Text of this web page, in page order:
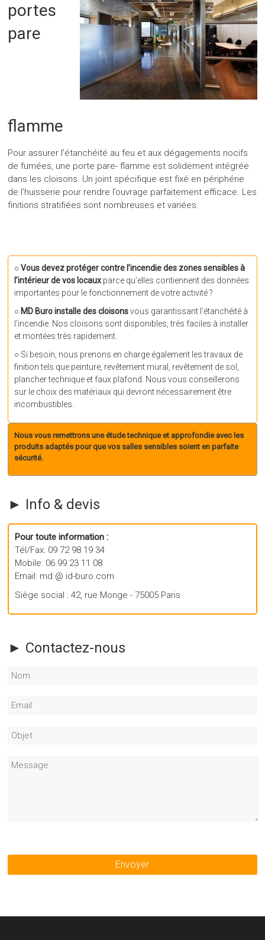
portes
pare
flamme
Pour assurer l’étanchéité au feu et aux dégagements nocifs
de fumées, une porte pare- flamme est solidement intégrée
dans les cloisons. Un joint spécifique est fixé en périphérie
de l’huisserie pour rendre l’ouvrage parfaitement efficace. Les
finitions stratifiées sont nombreuses et variées.
○Vous devez protéger contre l’incendie des zones sensibles à
l’intérieur de vos locaux parce qu’elles contiennent des données
importantes pour le fonctionnement de votre activité ?
○ MD Buro installe des cloisonsvous garantissant l’étanchéité à
l’incendie. Nos cloisons sont disponibles, très faciles à installer
et montées très rapidement.
○ Si besoin, nous prenons en charge également les travaux de
finition tels que peinture, revêtement mural, revêtement de sol,
plancher technique et faux plafond. Nous vous conseillerons
sur le choix des matériaux qui devront nécessairement être
incombustibles.
Nous vous remettrons une étude technique et approfondie avec les
produits adaptés pour que vos salles sensibles soient en parfaite
sécurité.
► Info & devis
Pour toute information :
Tél/Fax: 09 72 98 19 34
Mobile: 06 99 23 11 08
Email: md @ id-buro.com
Siège social : 42, rue Monge - 75005 Paris
► Contactez-nous
Envoyer